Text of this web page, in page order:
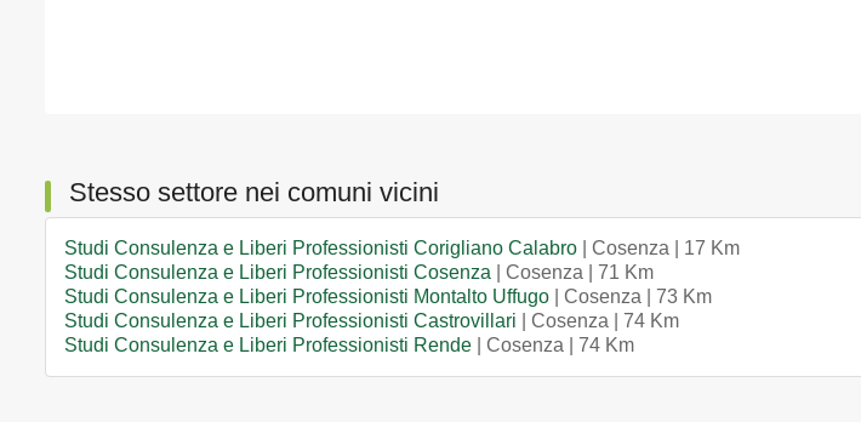
Stesso settore nei comuni vicini
Studi Consulenza e Liberi Professionisti Corigliano Calabro | Cosenza | 17 Km
Studi Consulenza e Liberi Professionisti Cosenza | Cosenza | 71 Km
Studi Consulenza e Liberi Professionisti Montalto Uffugo | Cosenza | 73 Km
Studi Consulenza e Liberi Professionisti Castrovillari | Cosenza | 74 Km
Studi Consulenza e Liberi Professionisti Rende | Cosenza | 74 Km